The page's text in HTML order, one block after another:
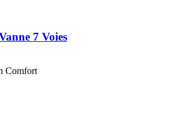
7 Voies
Comfort